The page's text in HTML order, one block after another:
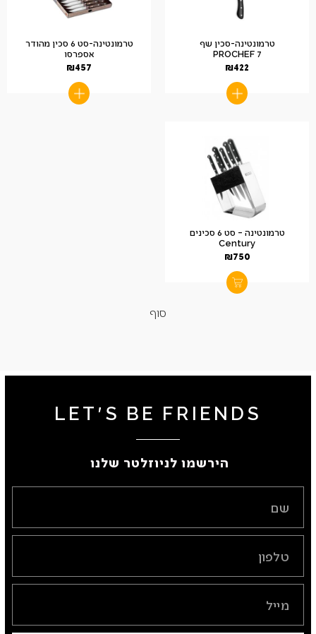
טרמונטינה-סכין שף
PROCHEF 7
₪422
טרמונטינה-סט 6 סכין מהודר
אספרסו
₪457
טרמונטינה – סט 6 סכינים
Century
₪750
סוף
LET'S BE FRIENDS
הירשמו לניוזלטר שלנו ​